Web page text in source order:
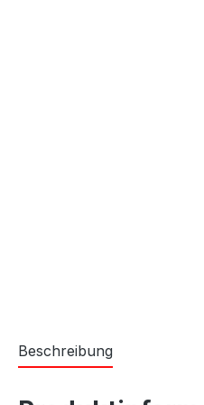
Beschreibung